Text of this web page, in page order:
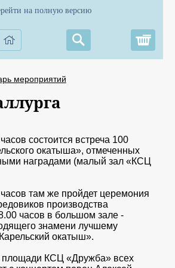
на полную версию
мероприятий
состоится встреча 100
окатыша», отмеченных
наградами (малый зал «КСЦ
там же пройдет церемония
производства
часов в большом зале -
знамени лучшему
окатыш».
площади КСЦ «Дружба» всех